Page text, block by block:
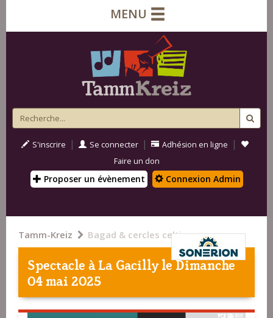
MENU
S'inscrire | Se connecter | Adhésion en ligne |
Faire un don
Proposer un évènement Connexion Admin
Tamm-Kreiz Bagad & cercles celtiques
Spectacle àLa Gacillyle Dimanche
04 mai 2025